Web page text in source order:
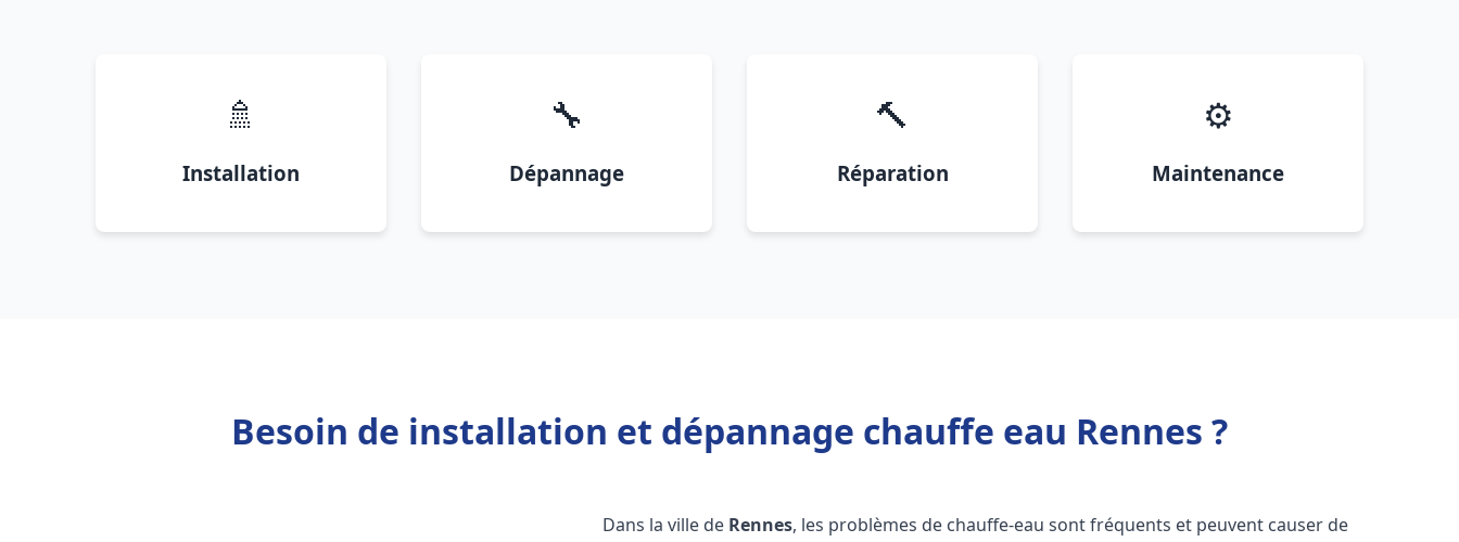
🚿
Installation
🔧
Dépannage
🔨
Réparation
⚙️
Maintenance
Besoin de installation et dépannage chauffe eau Rennes ?
Dans la ville de Rennes, les problèmes de chauffe-eau sont fréquents et peuvent causer de